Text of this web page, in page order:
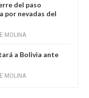
del paso
por nevadas del
MOLINA
a Bolivia ante
MOLINA